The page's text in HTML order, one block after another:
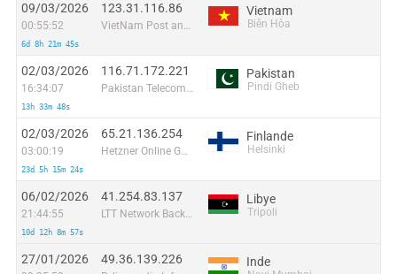
09/03/2026
00:55:52
6d 8h 21m 45s
123.31.116.86
VietNam Post and Telecom Corporation
Vietnam
Biên Hòa
02/03/2026
16:34:07
13h 33m 48s
116.71.172.221
Pakistan Telecommuication company limited
Pakistan
Pindi Gheb
02/03/2026
03:00:19
23d 5h 15m 24s
65.21.136.254
Hetzner Online GmbH
Finlande
Helsinki
06/02/2026
21:44:55
10d 12h 8m 57s
41.254.83.137
LTT Network Backbone and POPs
Libye
Tripoli
27/01/2026 49.36.139.226 Inde